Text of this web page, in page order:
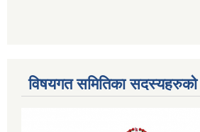
विषयगत समितिका सदस्यहरुको